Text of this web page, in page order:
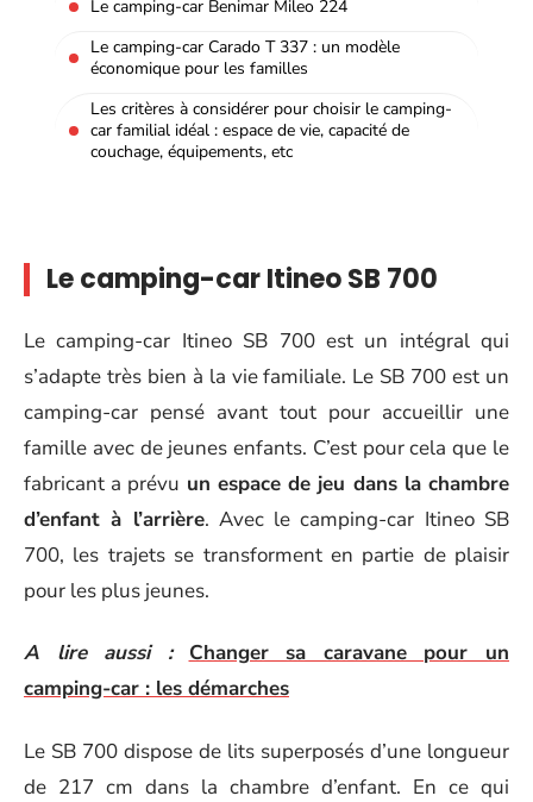
Le camping-car Benimar Mileo 224
Le camping-car Carado T 337 : un modèle
économique pour les familles
Les critères à considérer pour choisir le camping-
car familial idéal : espace de vie, capacité de
couchage, équipements, etc
Le camping-car Itineo SB 700
Le camping-car Itineo SB 700 est un intégral qui
s’adapte très bien à la vie familiale. Le SB 700 est un
camping-car pensé avant tout pour accueillir une
famille avec de jeunes enfants. C’est pour cela que le
fabricant a prévu un espace de jeu dans la chambre
d’enfant à l’arrière. Avec le camping-car Itineo SB
700, les trajets se transforment en partie de plaisir
pour les plus jeunes.
A lire aussi :
Changer sa caravane pour un
camping-car : les démarches
Le SB 700 dispose de lits superposés d’une longueur
de 217 cm dans la chambre d’enfant. En ce qui